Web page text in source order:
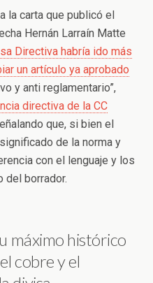
la carta que publicó el
Hernán Larraín Matte
Directiva habría ido más
un artículo ya aprobado
y anti reglamentario”,
directiva de la CC
que, si bien el
de la norma y
con el lenguaje y los
del borrador.
máximo histórico
cobre y el